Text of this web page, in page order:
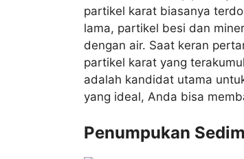
partikel karat biasanya
lama, partikel besi dan
dengan air. Saat keran
partikel karat yang
adalah kandidat utama
yang ideal, Anda bisa
Penumpukan